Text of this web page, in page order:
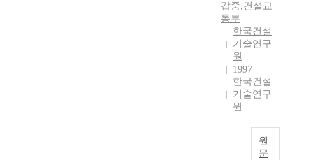
갑중,건설교
통부
한국건설
기술연구
원
1997
한국건설
기술연구
원
원
문